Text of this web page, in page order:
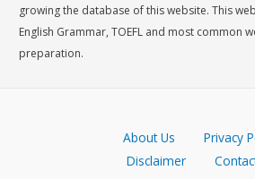
growing the database of this website. This
English Grammar, TOEFL and most common
preparation.
About Us Privacy
Disclaimer